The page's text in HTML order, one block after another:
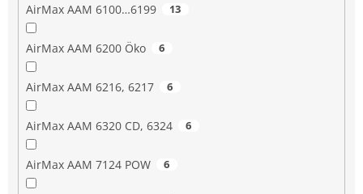
AirMax AAM 6100…6199 13
AirMax AAM 6200 Öko 6
AirMax AAM 6216, 6217 6
AirMax AAM 6320 CD, 6324 6
AirMax AAM 7124 POW 6